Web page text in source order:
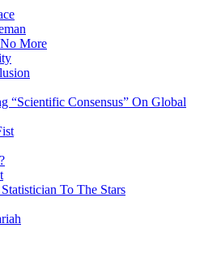
More
“Scientific Consensus” On Global
To The Stars